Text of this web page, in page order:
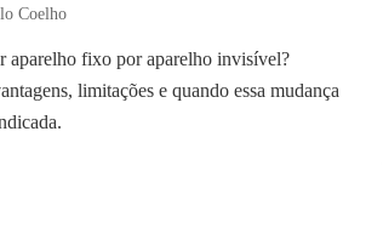
Coelho
aparelho fixo por aparelho invisível?
limitações e quando essa mudança